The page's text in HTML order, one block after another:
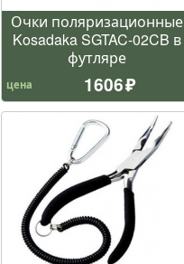
Очки поляризационные
Kosadaka SGTAC-02CB в
футляре
цена 1606